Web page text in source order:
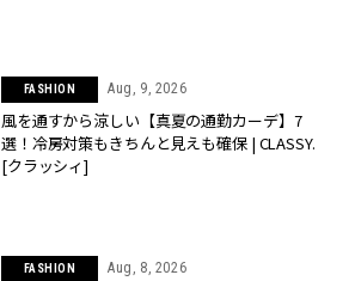
FASHION Aug, 9, 2026
風を通すから涼しい【真夏の通勤カーデ】7
選！冷房対策もきちんと見えも確保 | CLASSY.
[クラッシィ]
FASHION Aug, 8, 2026